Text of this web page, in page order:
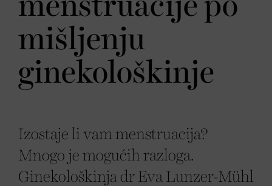
menstruacije po
mišljenju
ginekološkinje
Izostaje li vam menstruacija?
Mnogo je mogućih razloga.
Ginekološkinja dr Eva Lunzer-Mühl